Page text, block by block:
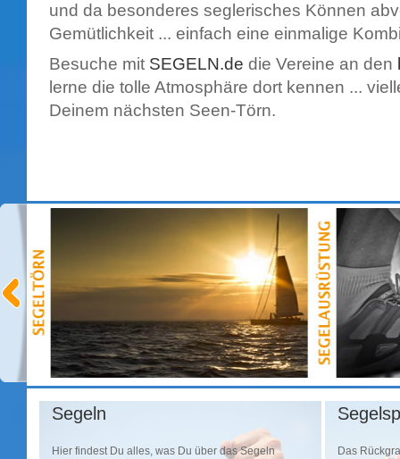
und da besonderes seglerisches Können
Gemütlichkeit ... einfach eine einmalige
Besuche mit SEGELN.de die Vereine an den
lerne die tolle Atmosphäre dort kennen ...
Deinem nächsten Seen-Törn.
Segeln
Hier findest Du alles, was Du über das Segeln
Das